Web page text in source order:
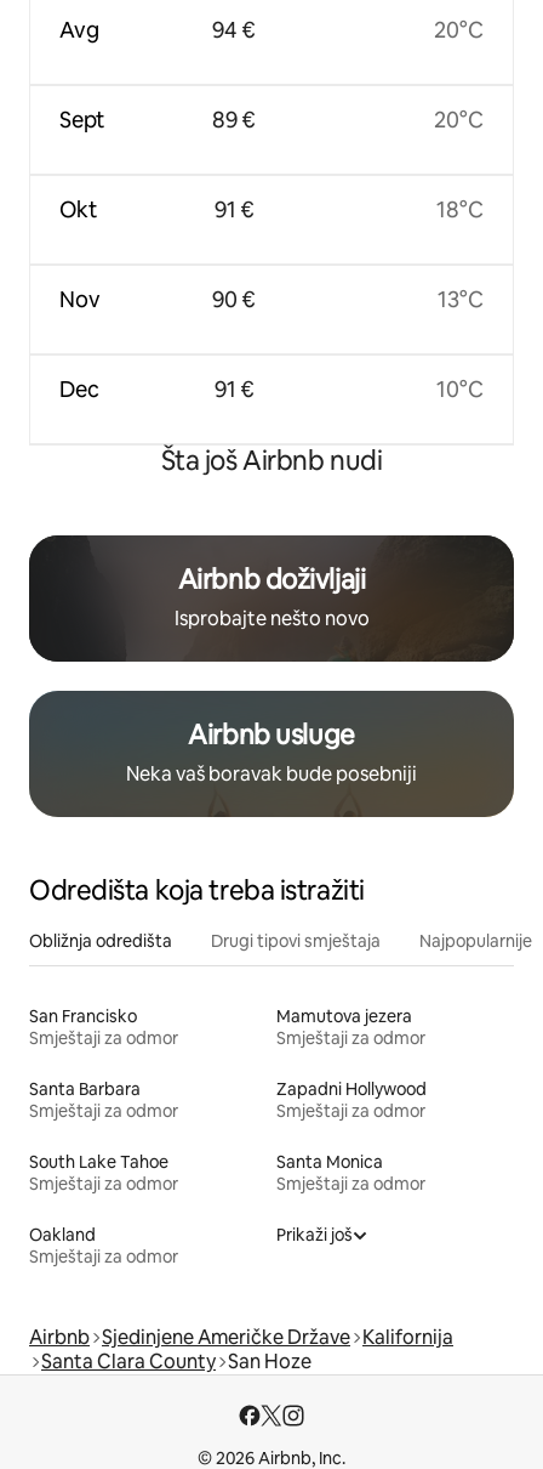
Avg
Sept
Okt
Nov
Dec
94 €
89 €
91 €
90 €
91 €
20°C
20°C
18°C
13°C
10°C
Šta još Airbnb nudi
Airbnb doživljaji
Isprobajte nešto novo
Airbnb usluge
Neka vaš boravak bude posebniji
Odredišta koja treba istražiti
Obližnja odredišta Drugi tipovi smještaja Najpopularnije
San Francisko
Smještaji za odmor
Mamutova jezera
Smještaji za odmor
Santa Barbara
Smještaji za odmor
Zapadni Hollywood
Smještaji za odmor
South Lake Tahoe
Smještaji za odmor
Santa Monica
Smještaji za odmor
Oakland
Smještaji za odmor
Prikaži još
Airbnb Sjedinjene Američke Države Kalifornija
Santa Clara County San Hoze
© 2026 Airbnb, Inc.